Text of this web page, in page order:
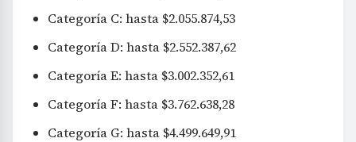
Categoría C: hasta $2.055.874,53
Categoría D: hasta $2.552.387,62
Categoría E: hasta $3.002.352,61
Categoría F: hasta $3.762.638,28
Categoría G: hasta $4.499.649,91